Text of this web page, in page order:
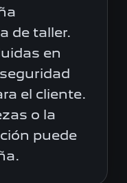
de taller.
en
el cliente.
o la
puede